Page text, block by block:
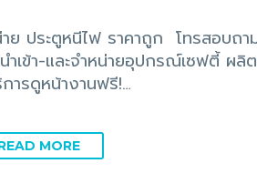
าย ประตูหนีไฟ ราคาถูก โทรสอบถ
ำเข้า-และจำหน่ายอุปกรณ์เซฟตี้ ผ
ารดูหน้างานฟรี!…
MORE